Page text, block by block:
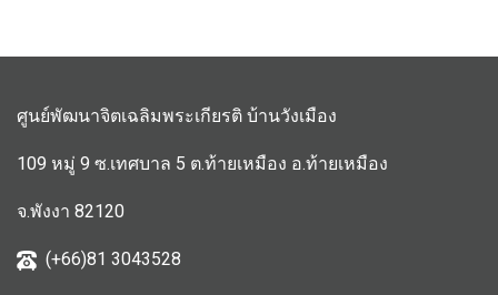
ศูนย์พัฒนาจิตเฉลิมพระเกียรติ บ้านวังเมือง
109 หมู่ 9 ซ.เทศบาล 5 ต.ท้ายเหมือง อ.ท้ายเหมือง
จ.พังงา 82120
(+66)81 3043528